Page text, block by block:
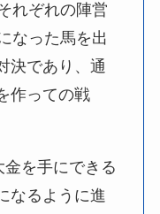
れぞれの陣営
なった馬を出
決であり、通
作っての戦
を手にできる
なるように進